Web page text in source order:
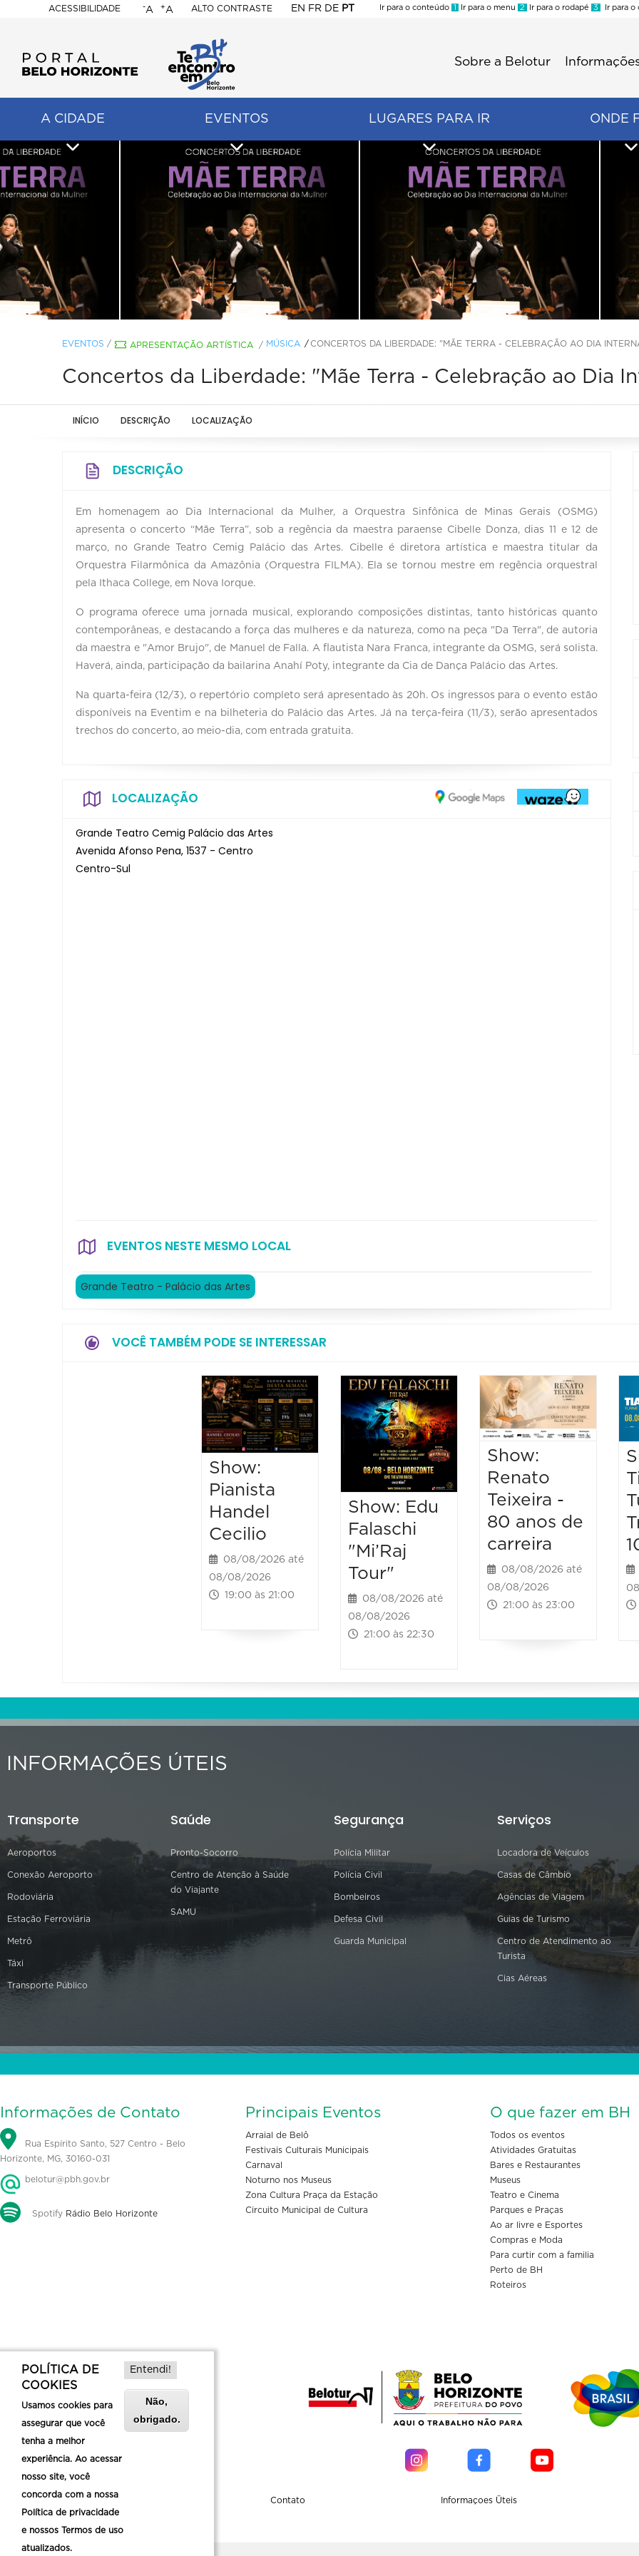
ACESSIBILIDADE
BELO
HORIZONTE
-A +A ALTO CONTRASTE EN FR DE PT
Ir para o conteúdo 1 Ir para o menu 2 Ir para o rodapé 3 Ir para o
Sobre a Belotur
A CIDADE EVENTOS LUGARES PARA IR ONDE
EVENTOS / APRESENTAÇÃO ARTÍSTICA / MÚSICA CONCERTOS DA LIBERDADE: "MÃE TERRA - CELEBRAÇÃO AO DIA
Concertos da Liberdade: "Mãe Terra - Celebração ao Dia
INÍCIO DESCRIÇÃO LOCALIZAÇÃO
DESCRIÇÃO
Em homenagem ao Dia Internacional da Mulher, a Orquestra Sinfônica de Minas Gerais (OSMG)
apresenta o concerto “Mãe Terra”, sob a regência da maestra paraense Cibelle Donza, dias 11 e 12 de
março, no Grande Teatro Cemig Palácio das Artes. Cibelle é diretora artística e maestra titular da
Orquestra Filarmônica da Amazônia (Orquestra FILMA). Ela se tornou mestre em regência orquestral
pela Ithaca College, em Nova Iorque.
O programa oferece uma jornada musical, explorando composições distintas, tanto históricas quanto
contemporâneas, e destacando a força das mulheres e da natureza, como na peça "Da Terra", de autoria
da maestra e "Amor Brujo", de Manuel de Falla. A flautista Nara Franca, integrante da OSMG, será solista.
Haverá, ainda, participação da bailarina Anahí Poty, integrante da Cia de Dança Palácio das Artes.
Na quarta-feira (12/3), o repertório completo será apresentado às 20h. Os ingressos para o evento estão
disponíveis na Eventim e na bilheteria do Palácio das Artes. Já na terça-feira (11/3), serão apresentados
trechos do concerto, ao meio-dia, com entrada gratuita.
LOCALIZAÇÃO
Grande Teatro Cemig Palácio das Artes
Avenida Afonso Pena, 1537 - Centro
Centro-Sul
EVENTOS NESTE MESMO LOCAL
Grande Teatro - Palácio das Artes
VOCÊ TAMBÉM PODE SE INTERESSAR
Show:
Pianista
Handel
Cecilio
08/08/2026 até
08/08/2026
19:00 às 21:00
Show: Edu
Falaschi
"Mi’Raj
Tour"
08/08/2026 até
08/08/2026
21:00 às 22:30
Show:
Renato
Teixeira -
80 anos de
carreira
08/08/2026 até
08/08/2026
21:00 às 23:00
INFORMAÇÕES ÚTEIS
Transporte
Aeroportos
Conexão Aeroporto
Rodoviária
Estação Ferroviária
Metrô
Táxi
Transporte Público
Saúde
Pronto-Socorro
Centro de Atenção à Saúde
do Viajante
SAMU
Segurança
Polícia Militar
Polícia Civil
Bombeiros
Defesa Civil
Guarda Municipal
Serviços
Locadora de Veículos
Casas de Câmbio
Agências de Viagem
Guias de Turismo
Centro de Atendimento ao
Turista
Cias Aéreas
Informações de Contato
Rua Espírito Santo, 527 Centro - Belo
Horizonte, MG, 30160-031
belotur@pbh.gov.br
Spotify Rádio Belo Horizonte
Principais Eventos
Arraial de Belô
Festivais Culturais Municipais
Carnaval
Noturno nos Museus
Zona Cultura Praça da Estação
Circuito Municipal de Cultura
O que fazer em BH
Todos os eventos
Atividades Gratuitas
Bares e Restaurantes
Museus
Teatro e Cinema
Parques e Praças
Ao ar livre e Esportes
Compras e Moda
Para curtir com a familia
Perto de BH
Roteiros
Contato Informaçoes Üteis
POLÍTICA DE
COOKIES
Usamos cookies para
assegurar que você
tenha a melhor
experiência. Ao acessar
nosso site, você
concorda com a nossa
Política de privacidade
e nossos Termos de uso
atualizados.
Entendi!
Não,
obrigado.